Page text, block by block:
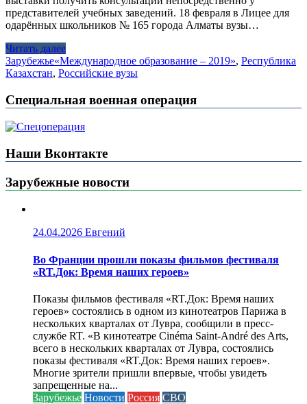
представителей учебных заведений. 18 февраля в Лицее для
одарённых школьников № 165 города Алматы вузы…
Читать далее
Зарубежье«Международное образование – 2019», Республика
Казахстан, Российские вузы
Специальная военная операция
Наши Вконтакте
Зарубежные новости
24.04.2026 Евгений
Во Франции прошли показы фильмов фестиваля
«RT.Док: Время наших героев»
Показы фильмов фестиваля «RT.Док: Время наших
героев» состоялись в одном из кинотеатров Парижа в
нескольких кварталах от Лувра, сообщили в пресс-
службе RT. «В кинотеатре Cinéma Saint-André des Arts,
всего в нескольких кварталах от Лувра, состоялись
показы фестиваля «RT.Док: Время наших героев».
Многие зрители пришли впервые, чтобы увидеть
запрещенные на...
Зарубежье Новости Россия СВО